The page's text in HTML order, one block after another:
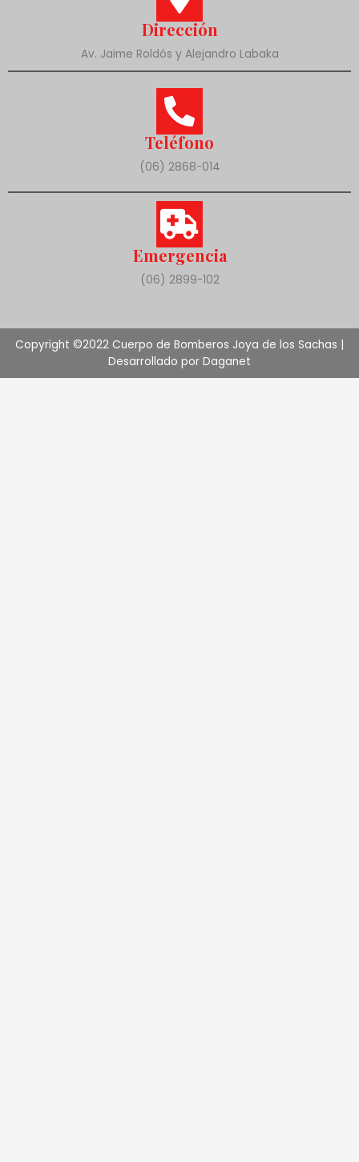
Dirección
Av. Jaime Roldós y Alejandro Labaka
Teléfono
(06) 2868-014
Emergencia
(06) 2899-102
Copyright ©2022 Cuerpo de Bomberos Joya de los Sachas |
Desarrollado por Daganet